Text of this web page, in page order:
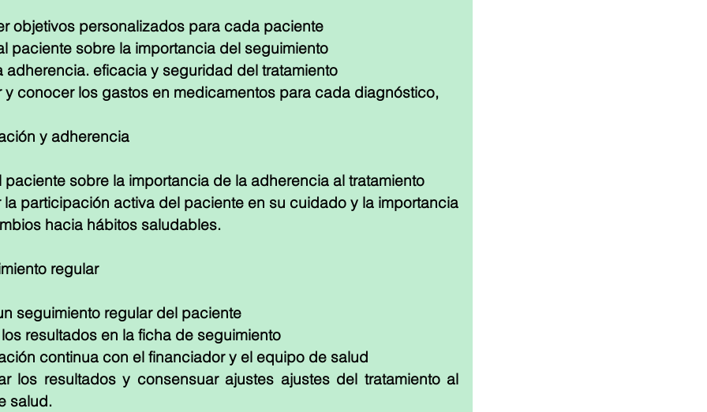
objetivos personalizados para cada paciente
paciente sobre la importancia del seguimiento
adherencia. eficacia y seguridad del tratamiento
y conocer los gastos en medicamentos para cada diagnóstico,
y adherencia
paciente sobre la importancia de la adherencia al tratamiento
la participación activa del paciente en su cuidado y la importancia
hacia hábitos saludables.
regular
seguimiento regular del paciente
resultados en la ficha de seguimiento
continua con el financiador y el equipo de salud
los resultados y consensuar ajustes ajustes del tratamiento al
salud.